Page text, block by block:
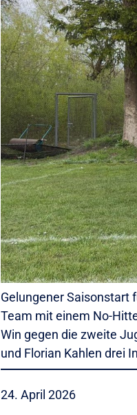
Gelungener Saisonstart
Team mit einem No-
Win gegen die zweite
und Florian Kahlen drei
24. April 2026